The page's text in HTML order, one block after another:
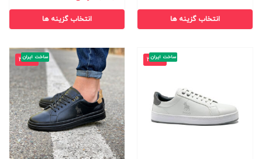
انتخاب گزینه ها انتخاب گزینه ها
ساخت ایران ساخت ایران